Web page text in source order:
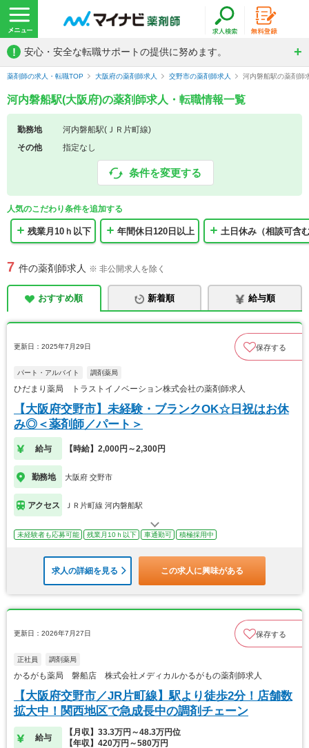
! 安心・安全な転職サポートの提供に努めます。
薬剤師の求人・転職TOP 大阪府の薬剤師求人 交野市の薬剤師求人 河内磐船駅の薬剤師
河内磐船駅(大阪府)の薬剤師求人・転職情報一覧
勤務地
河内磐船駅(ＪＲ片町線)
その他
指定なし
条件を変更する
人気のこだわり条件を追加する
残業月10ｈ以下 年間休日120日以上 土日休み（相談可含
7 件の薬剤師求人 ※ 非公開求人を除く
おすすめ順 新着順 給与順
更新日：2025年7月29日 保存する
パート・アルバイト 調剤薬局
ひだまり薬局 トラストイノベーション株式会社の薬剤師求人
【大阪府交野市】未経験・ブランクOK☆日祝はお休
み◎＜薬剤師／パート＞
給与 【時給】2,000円～2,300円
勤務地 大阪府 交野市
アクセス ＪＲ片町線 河内磐船駅
未経験者も応募可能 残業月10ｈ以下 車通勤可 積極採用中
求人の詳細を見る この求人に興味がある
更新日：2026年7月27日 保存する
正社員 調剤薬局
かるがも薬局 磐船店 株式会社メディカルかるがもの薬剤師求人
【大阪府交野市／JR片町線】駅より徒歩2分！店舗数
拡大中！関西地区で急成長中の調剤チェーン
給与
【月収】33.3万円～48.3万円位
【年収】420万円～580万円